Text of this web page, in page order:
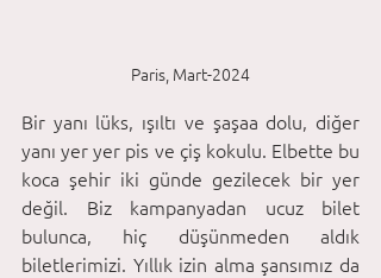
Paris, Mart-2024
Bir yanı lüks, ışıltı ve şaşaa dolu, diğer
yanı yer yer pis ve çiş kokulu. Elbette bu
koca şehir iki günde gezilecek bir yer
değil. Biz kampanyadan ucuz bilet
bulunca, hiç düşünmeden aldık
biletlerimizi. Yıllık izin alma şansımız da